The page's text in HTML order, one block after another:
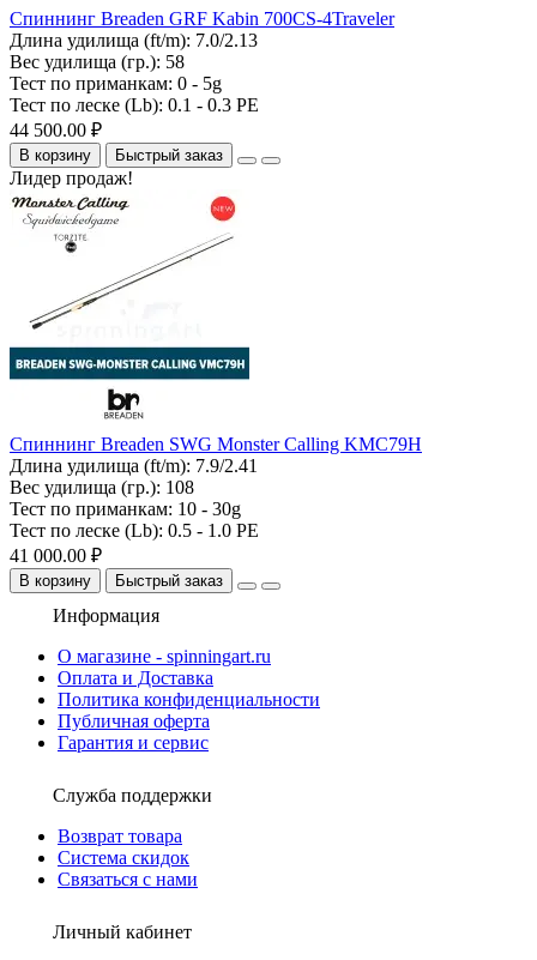
Спиннинг Breaden GRF Kabin 700CS-4Traveler
Длина удилища (ft/m): 7.0/2.13
Вес удилища (гр.): 58
Тест по приманкам: 0 - 5g
Тест по леске (Lb): 0.1 - 0.3 PE
44 500.00 ₽
В корзину Быстрый заказ
Лидер продаж!
Спиннинг Breaden SWG Monster Calling KMC79H
Длина удилища (ft/m): 7.9/2.41
Вес удилища (гр.): 108
Тест по приманкам: 10 - 30g
Тест по леске (Lb): 0.5 - 1.0 PE
41 000.00 ₽
В корзину Быстрый заказ
Информация
О магазине - spinningart.ru
Оплата и Доставка
Политика конфиденциальности
Публичная оферта
Гарантия и сервис
Служба поддержки
Возврат товара
Система скидок
Связаться с нами
Личный кабинет